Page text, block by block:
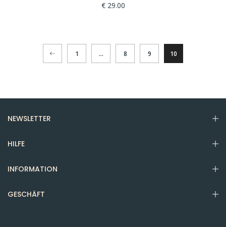
€ 29.00
1 … 8 9 10
NEWSLETTER
HILFE
INFORMATION
GESCHÄFT